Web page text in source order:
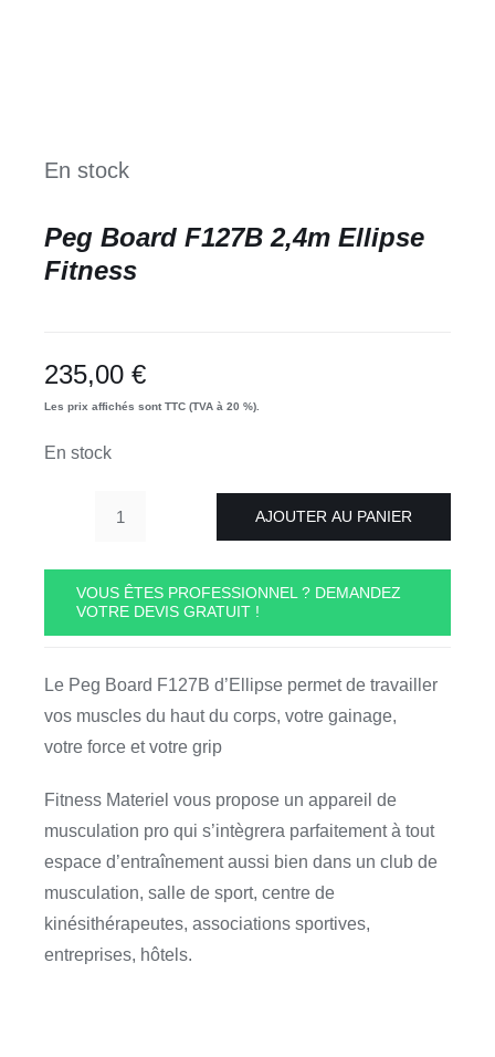
En stock
Peg Board F127B 2,4m Ellipse
Fitness
235,00 €
Les prix affichés sont TTC (TVA à 20 %).
En stock
quantité
Peg
Board
AJOUTER AU PANIER
VOUS ÊTES PROFESSIONNEL ? DEMANDEZ
VOTRE DEVIS GRATUIT !
Le Peg Board F127B d’Ellipse permet de travailler
vos muscles du haut du corps, votre gainage,
votre force et votre grip
Fitness Materiel vous propose un appareil de
musculation pro qui s’intègrera parfaitement à tout
espace d’entraînement aussi bien dans un club de
musculation, salle de sport, centre de
kinésithérapeutes, associations sportives,
entreprises, hôtels.